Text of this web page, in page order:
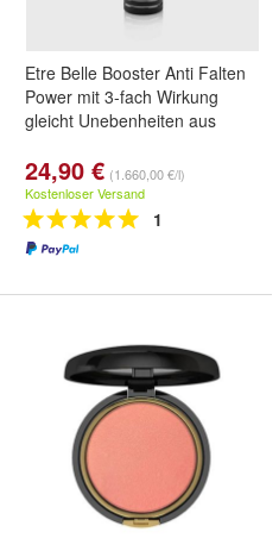
Etre Belle Booster Anti Falten
Power mit 3-fach Wirkung
gleicht Unebenheiten aus
24,90 € (1.660,00 €/l)
Kostenloser Versand
1